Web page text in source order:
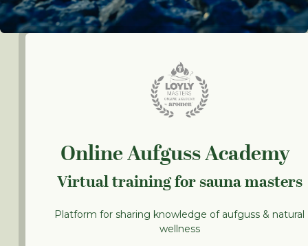
Online Aufguss Academy
Virtual training for sauna masters
Platform for sharing knowledge of aufguss & natural
wellness